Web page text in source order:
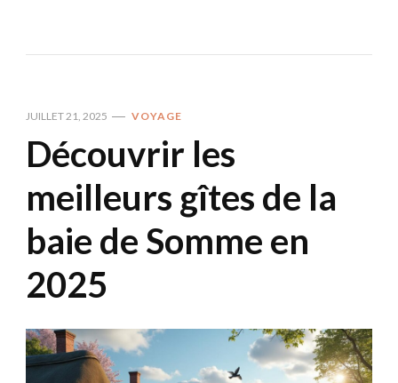
JUILLET 21, 2025 VOYAGE
Découvrir les
meilleurs gîtes de la
baie de Somme en
2025